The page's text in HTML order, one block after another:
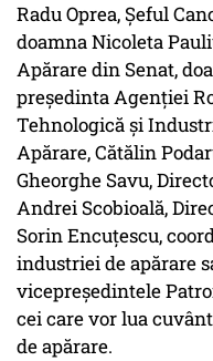
Radu Oprea, Șeful
doamna Nicoleta
Apărare din Senat,
președinta Agenţiei
Tehnologică şi
Apărare, Cătălin
Gheorghe Savu,
Andrei Scobioală,
Sorin Encuțescu,
industriei de apărare
vicepreședintele
cei care vor lua
de apărare.